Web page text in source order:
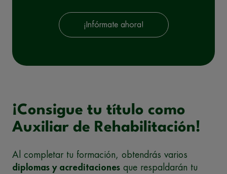
¡Infórmate ahora!
¡Consigue tu título como
Auxiliar de Rehabilitación!
Al completar tu formación, obtendrás varios
diplomas y acreditaciones que respaldarán tu